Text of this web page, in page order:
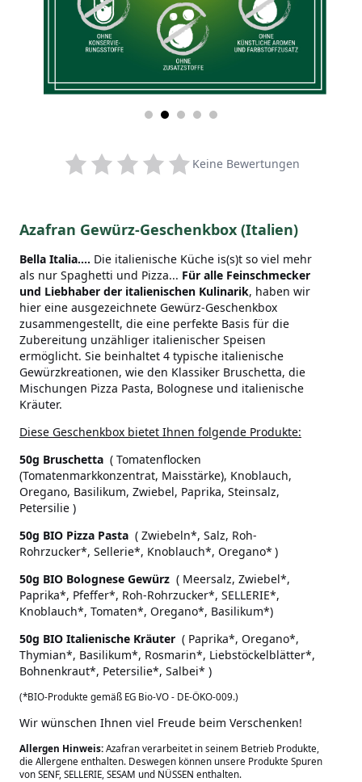
Keine Bewertungen
Azafran Gewürz-Geschenkbox (Italien)
Bella Italia.... Die italienische Küche is(s)t so viel mehr
als nur Spaghetti und Pizza... Für alle Feinschmecker
und Liebhaber der italienischen Kulinarik, haben wir
hier eine ausgezeichnete Gewürz-Geschenkbox
zusammengestellt, die eine perfekte Basis für die
Zubereitung unzähliger italienischer Speisen
ermöglicht. Sie beinhaltet 4 typische italienische
Gewürzkreationen, wie den Klassiker Bruschetta, die
Mischungen Pizza Pasta, Bolognese und italienische
Kräuter.
Diese Geschenkbox bietet Ihnen folgende Produkte:
50g Bruschetta ( Tomatenflocken
(Tomatenmarkkonzentrat, Maisstärke), Knoblauch,
Oregano, Basilikum, Zwiebel, Paprika, Steinsalz,
Petersilie )
50g BIO Pizza Pasta ( Zwiebeln*, Salz, Roh-
Rohrzucker*, Sellerie*, Knoblauch*, Oregano* )
50g BIO Bolognese Gewürz ( Meersalz, Zwiebel*,
Paprika*, Pfeffer*, Roh-Rohrzucker*, SELLERIE*,
Knoblauch*, Tomaten*, Oregano*, Basilikum*)
50g BIO Italienische Kräuter ( Paprika*, Oregano*,
Thymian*, Basilikum*, Rosmarin*, Liebstöckelblätter*,
Bohnenkraut*, Petersilie*, Salbei* )
(*BIO-Produkte gemäß EG Bio-VO - DE-ÖKO-009.)
Wir wünschen Ihnen viel Freude beim Verschenken!
Allergen Hinweis: Azafran verarbeitet in seinem Betrieb Produkte,
die Allergene enthalten. Deswegen können unsere Produkte Spuren
von SENF, SELLERIE, SESAM und NÜSSEN enthalten.